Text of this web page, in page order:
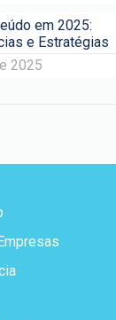
em 2025:
e Estratégias
2025